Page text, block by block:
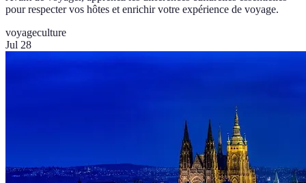
pour respecter vos hôtes et enrichir votre expérience de voyage.
voyageculture
Jul 28